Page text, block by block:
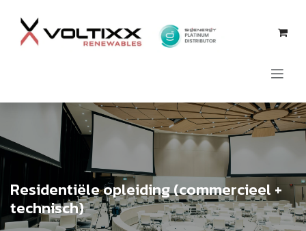
Residentiële opleiding (commercieel +
technisch)